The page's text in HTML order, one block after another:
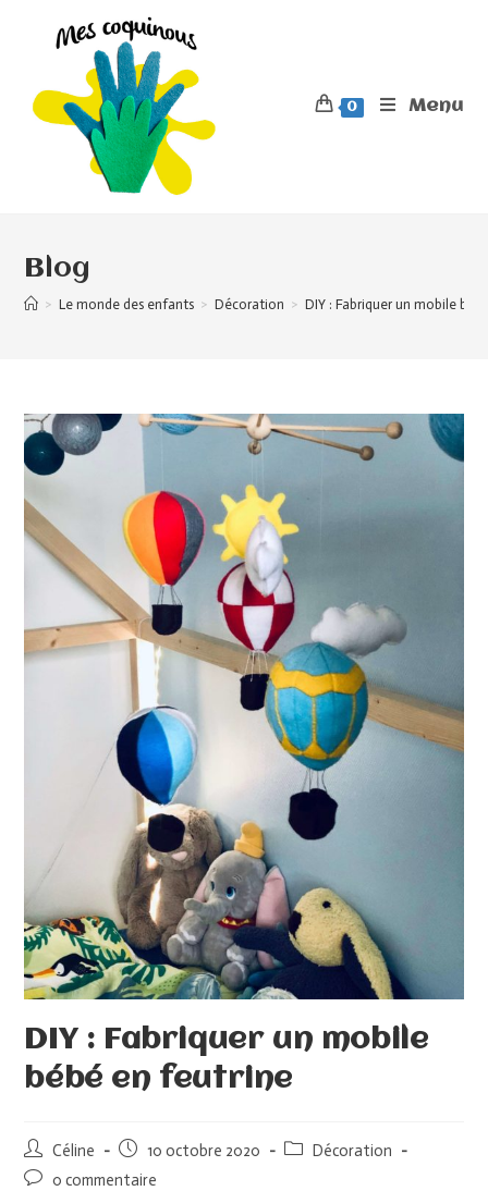
0 Menu
Blog
> Le monde des enfants > Décoration > DIY : Fabriquer un mobile
DIY : Fabriquer un mobile
bébé en feutrine
Céline 10 octobre 2020
Décoration
0 commentaire